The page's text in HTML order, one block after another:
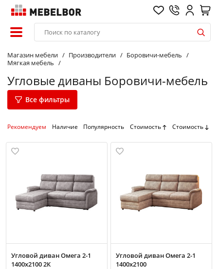
Магазин мебели Производители
Боровичи-мебель
Мягкая мебель
Угловые диваны Боровичи-мебель
Все фильтры
Рекомендуем Наличие Популярность Стоимость Стоимость
Угловой диван Омега 2-1
1400х2100 2К
Угловой диван Омега 2-1
1400х2100